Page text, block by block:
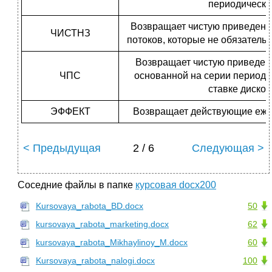
ЧИСТНЗ
Возвращает чистую
потоков, которые не
ЧПС
Возвращает чистую
основанной на серии
ставке
ЭФФЕКТ Возвращает действующие
< Предыдущая 2 / 6 Следующая >
Соседние файлы в папке курсовая docx200
50
Kursovaya_rabota_BD.docx
62
kursovaya_rabota_marketing.docx
60
kursovaya_rabota_Mikhaylinoy_M.docx
100
Kursovaya_rabota_nalogi.docx